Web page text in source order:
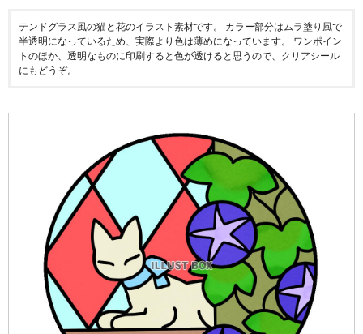
テンドグラス風の猫と花のイラスト素材です。 カラー部分はムラ塗り風で
半透明になっているため、実際より色は薄めになっています。 ワンポイン
トのほか、透明なものに印刷すると色が透けると思うので、クリアシール
にもどうぞ。